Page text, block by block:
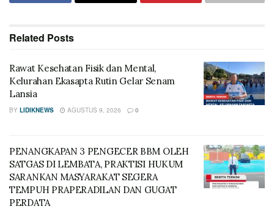
Related Posts
Rawat Kesehatan Fisik dan Mental,
Kelurahan Ekasapta Rutin Gelar Senam
Lansia
BY LIDIKNEWS AGUSTUS 9, 2026 0
PENANGKAPAN 3 PENGECER BBM OLEH
SATGAS DI LEMBATA, PRAKTISI HUKUM
SARANKAN MASYARAKAT SEGERA
TEMPUH PRAPERADILAN DAN GUGAT
PERDATA